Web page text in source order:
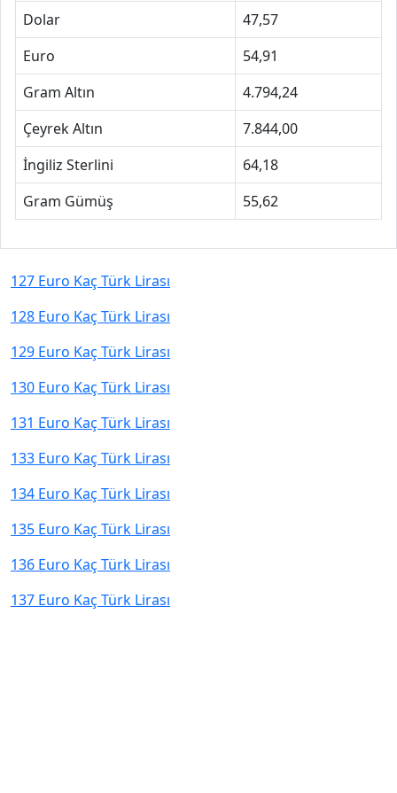
Dolar
47,57
Euro
54,91
Gram Altın
4.794,24
Çeyrek Altın
7.844,00
İngiliz Sterlini
64,18
Gram Gümüş
55,62
127 Euro Kaç Türk Lirası
128 Euro Kaç Türk Lirası
129 Euro Kaç Türk Lirası
130 Euro Kaç Türk Lirası
131 Euro Kaç Türk Lirası
133 Euro Kaç Türk Lirası
134 Euro Kaç Türk Lirası
135 Euro Kaç Türk Lirası
136 Euro Kaç Türk Lirası
137 Euro Kaç Türk Lirası